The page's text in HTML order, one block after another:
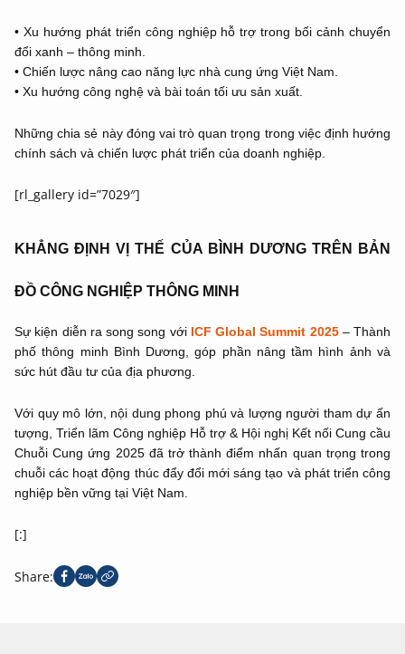
• Xu hướng phát triển công nghiệp hỗ trợ trong bối cảnh chuyển
đổi xanh – thông minh.
• Chiến lược nâng cao năng lực nhà cung ứng Việt Nam.
• Xu hướng công nghệ và bài toán tối ưu sản xuất.
Những chia sẻ này đóng vai trò quan trọng trong việc định hướng
chính sách và chiến lược phát triển của doanh nghiệp.
[rl_gallery id=”7029″]
KHẲNG ĐỊNH VỊ THẾ CỦA BÌNH DƯƠNG TRÊN BẢN
ĐỒ CÔNG NGHIỆP THÔNG MINH
Sự kiện diễn ra song song với ICF Global Summit 2025– Thành
phố thông minh Bình Dương, góp phần nâng tầm hình ảnh và
sức hút đầu tư của địa phương.
Với quy mô lớn, nội dung phong phú và lượng người tham dự ấn
tượng, Triển lãm Công nghiệp Hỗ trợ & Hội nghị Kết nối Cung cầu
Chuỗi Cung ứng 2025 đã trở thành điểm nhấn quan trọng trong
chuỗi các hoạt động thúc đẩy đổi mới sáng tạo và phát triển công
nghiệp bền vững tại Việt Nam.
[:]
Share: